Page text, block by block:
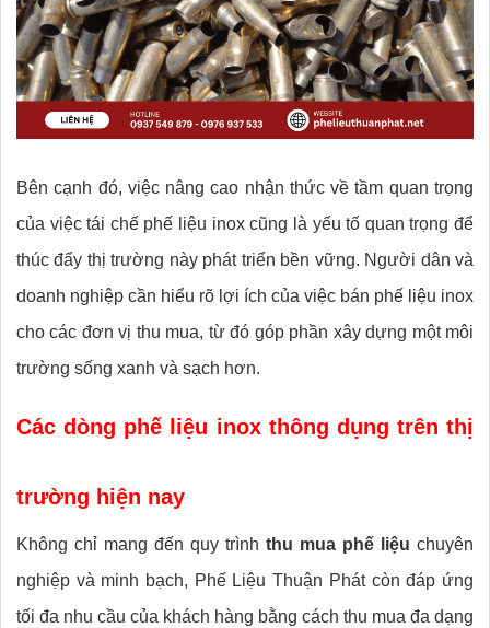
Bên cạnh đó, việc nâng cao nhận thức về tầm quan trọng
của việc tái chế phế liệu inox cũng là yếu tố quan trọng để
thúc đẩy thị trường này phát triển bền vững. Người dân và
doanh nghiệp cần hiểu rõ lợi ích của việc bán phế liệu inox
cho các đơn vị thu mua, từ đó góp phần xây dựng một môi
trường sống xanh và sạch hơn.
Các dòng phế liệu inox thông dụng trên thị
trường hiện nay
Không chỉ mang đến quy trình thu mua phế liệu chuyên
nghiệp và minh bạch, Phế Liệu Thuận Phát còn đáp ứng
tối đa nhu cầu của khách hàng bằng cách thu mua đa dạng